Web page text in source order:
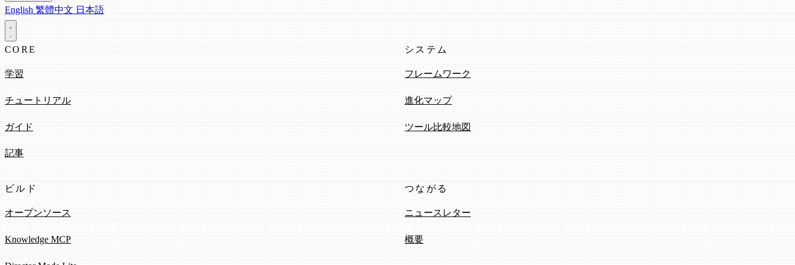
English 繁體中文 日本語
CORE
学習
チュートリアル
ガイド
記事
システム
フレームワーク
進化マップ
ツール比較地図
ビルド
オープンソース
Knowledge MCP
つながる
ニュースレター
概要